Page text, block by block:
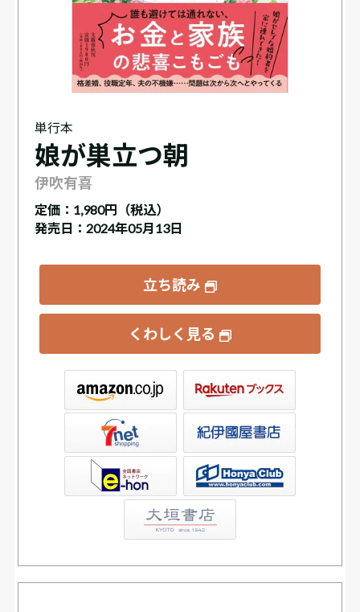
単行本
娘が巣立つ朝
伊吹有喜
定価： 1,980円（税込）
発売日：2024年05月13日
立ち読み
くわしく見る
書店ウェブストア